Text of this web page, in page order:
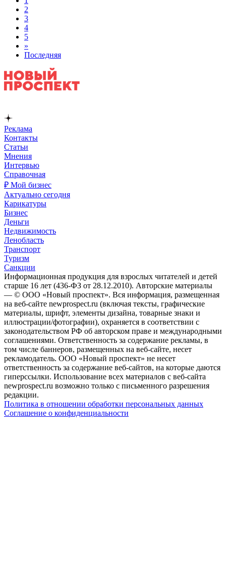
2
3
4
5
»
Последняя
Реклама
Контакты
Статьи
Мнения
Интервью
Справочная
₽ Мой бизнес
Актуально сегодня
Карикатуры
Бизнес
Деньги
Недвижимость
Ленобласть
Транспорт
Туризм
Санкции
Информационная продукция для взрослых читателей и детей
старше 16 лет (436-ФЗ от 28.12.2010). Авторские материалы
— © ООО «Новый проспект». Вся информация, размещенная
на веб-сайте newprospect.ru (включая тексты, графические
материалы, шрифт, элементы дизайна, товарные знаки и
иллюстрации/фотографии), охраняется в соответствии с
законодательством РФ об авторском праве и международными
соглашениями. Ответственность за содержание рекламы, в
том числе баннеров, размещенных на веб-сайте, несет
рекламодатель. ООО «Новый проспект» не несет
ответственность за содержание веб-сайтов, на которые даются
гиперссылки. Использование всех материалов с веб-сайта
newprospect.ru возможно только с письменного разрешения
редакции.
Политика в отношении обработки персональных данных
Соглашение о конфиденциальности